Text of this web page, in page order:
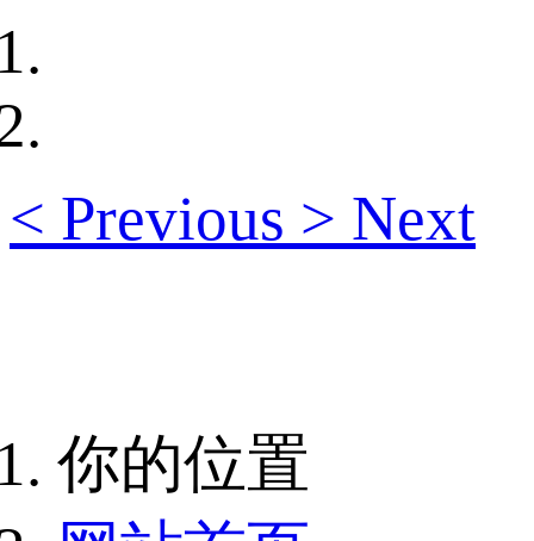
< Previous > Next
你的位置